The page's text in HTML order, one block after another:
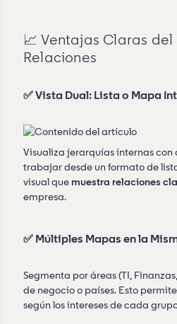
📈 Ventajas Claras
Relaciones
✅ Vista Dual: Lista o Mapa
Visualiza jerarquías internas con
trabajar desde un formato de
visual quemuestra relaciones
empresa.
✅ Múltiples Mapas en la
Segmenta por áreas (TI,
de negocio o países. Esto
según los intereses de cada